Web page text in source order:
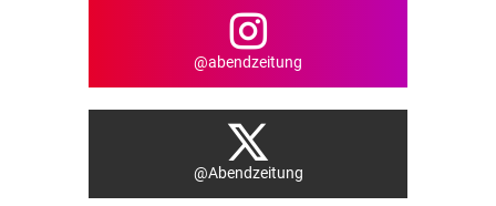
@abendzeitung
@Abendzeitung